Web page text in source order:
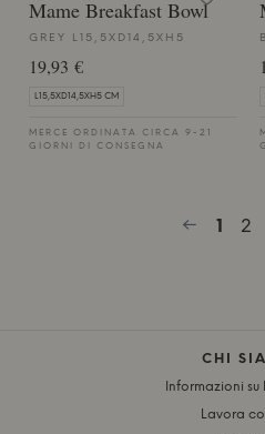
Mame Breakfast Bowl
GREY L15,5XD14,5XH5
19,93 €
L15,5XD14,5XH5 CM
MERCE ORDINATA CIRCA 9-21
GIORNI DI CONSEGNA
1 2
CHI
Informazioni su
Lavora